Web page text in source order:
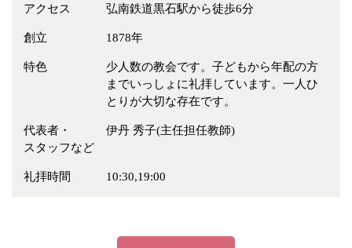
教会 学校・幼稚園・神学校
特別集会奉仕者
冠婚葬祭 各種団体
宿泊・研修施設
お店・企業・その他
フリーワード
アクセス 弘南鉄道黒石駅から徒歩6分
創立 1878年
特色
少人数の教会です。子どもから年配の方
までいっしょに礼拝しています。一人ひ
とりが大切な存在です。
代表者・
スタッフなど
伊丹 秀子(主任担任教師)
礼拝時間 10:30,19:00